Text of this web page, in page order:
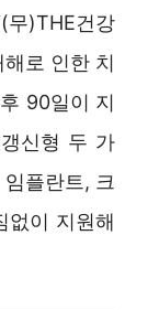
무)THE건강
로 인한 치
90일이 지
신형 두 가
플란트, 크
없이 지원해